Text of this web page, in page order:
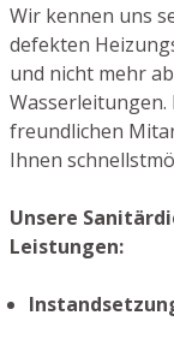
Wir kennen uns
defekten
und nicht mehr
Wasserleitungen.
freundlichen
Ihnen
Unsere
Leistungen: